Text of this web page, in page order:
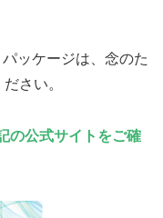
ッケージは、念のた
さい。
の公式サイトをご確